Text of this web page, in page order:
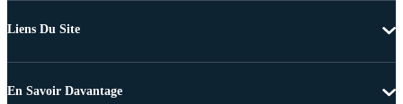
Liens Du Site
En Savoir Davantage